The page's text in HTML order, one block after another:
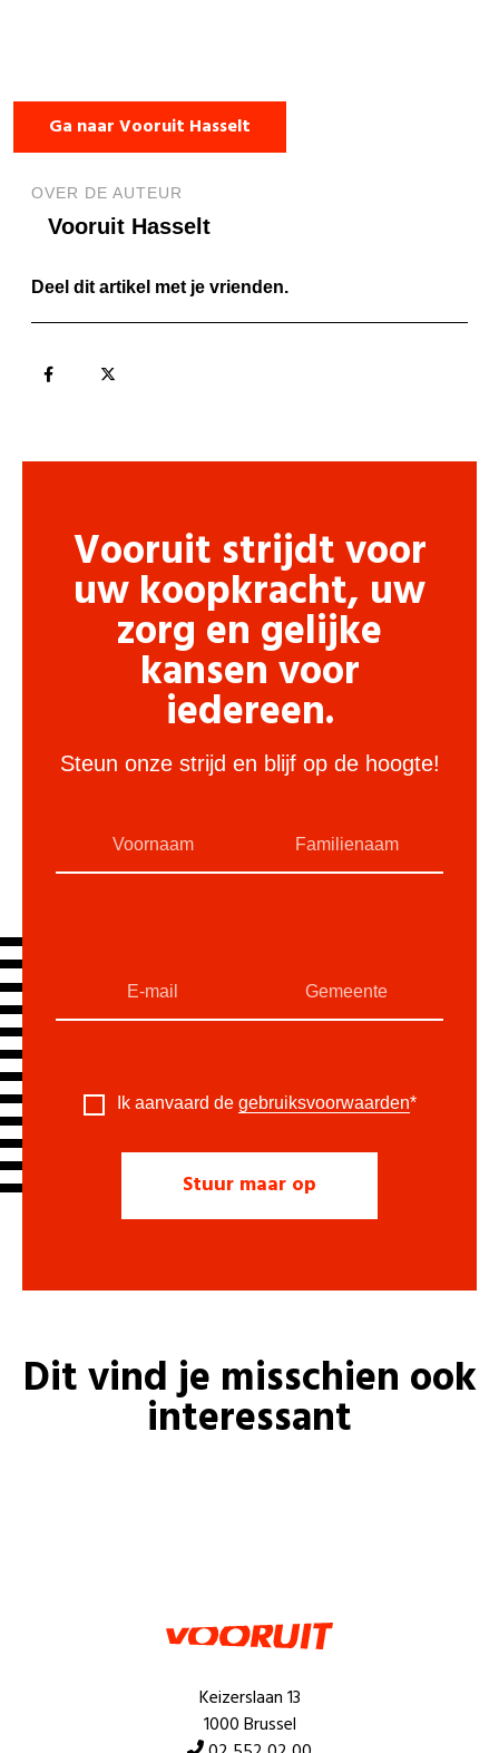
Ga naar Vooruit Hasselt
OVER DE AUTEUR
Vooruit Hasselt
Deel dit artikel met je vrienden.
Vooruit strijdt voor
uw koopkracht, uw
zorg en gelijke
kansen voor
iedereen.
Steun onze strijd en blijf op de hoogte!
Ik aanvaard de gebruiksvoorwaarden*
Dit vind je misschien ook
interessant
Keizerslaan 13
1000 Brussel